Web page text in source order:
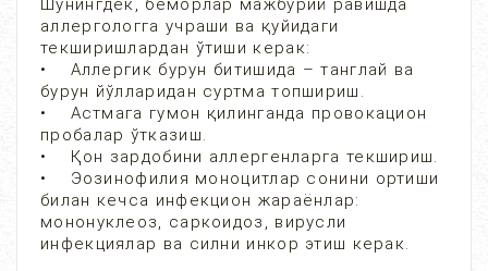
Шунингдек, беморлар мажбурий равишда
аллергологга учраши ва қуйидаги
текширишлардан ўтиши керак:
• Аллергик бурун битишида – танглай ва
бурун йўлларидан суртма топшириш.
• Астмага гумон қилинганда провокацион
пробалар ўтказиш.
• Қон зардобини аллергенларга текшириш.
• Эозинофилия моноцитлар сонини ортиши
билан кечса инфекцион жараёнлар:
мононуклеоз, саркоидоз, вирусли
инфекциялар ва силни инкор этиш керак.